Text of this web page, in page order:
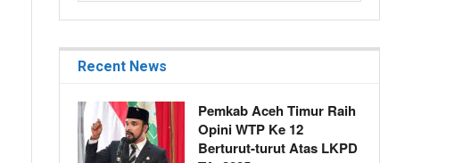
Recent News
Pemkab Aceh Timur Raih
Opini WTP Ke 12
Berturut-turut Atas LKPD